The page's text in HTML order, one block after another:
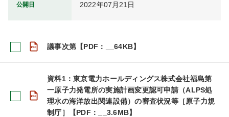
公開日 2022年07月21日
議事次第【PDF：__64KB】
資料1：東京電力ホールディングス株式会社福島第
一原子力発電所の実施計画変更認可申請（ALPS処
理水の海洋放出関連設備）の審査状況等［原子力規
制庁］【PDF：__3.6MB】